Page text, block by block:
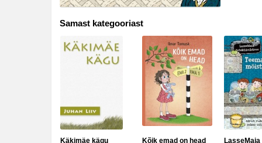
Esoteerika
Etenduskunstid
Fantaasia
Haridus
Samast kategooriast
Käkimäe kägu Kõik emad on head LasseMaia